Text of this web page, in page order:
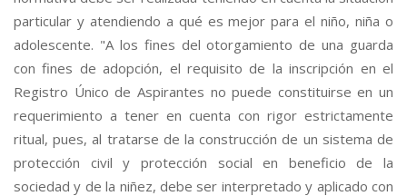
particular y atendiendo a qué es mejor para el niño, niña o
adolescente. "A los fines del otorgamiento de una guarda
con fines de adopción, el requisito de la inscripción en el
Registro Único de Aspirantes no puede constituirse en un
requerimiento a tener en cuenta con rigor estrictamente
ritual, pues, al tratarse de la construcción de un sistema de
protección civil y protección social en beneficio de la
sociedad y de la niñez, debe ser interpretado y aplicado con